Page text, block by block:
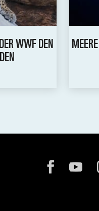
WWF DEN MEERE